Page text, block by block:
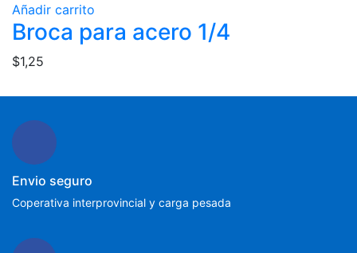
Añadir carrito
Broca para acero 1/4
$1,25
Envio seguro
Coperativa interprovincial y carga pesada